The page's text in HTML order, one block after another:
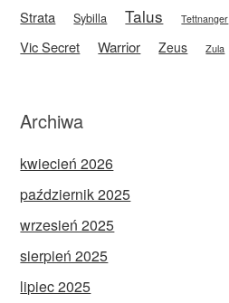
Strata Sybilla Talus Tettnanger
Vic Secret Warrior Zeus Zula
Archiwa
kwiecień 2026
październik 2025
wrzesień 2025
sierpień 2025
lipiec 2025